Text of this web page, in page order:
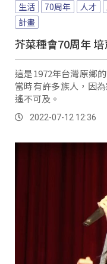
生活 70周年 人才
計畫
芥菜種會70周年
這是1972年台灣原鄉
當時有許多族人，因
遙不可及。
2022-07-12 12:36